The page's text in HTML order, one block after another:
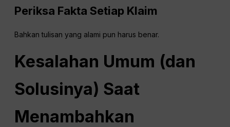
Periksa Fakta Setiap Klaim
Bahkan tulisan yang alami pun harus benar.
Kesalahan Umum (dan
Solusinya) Saat
Menambahkan